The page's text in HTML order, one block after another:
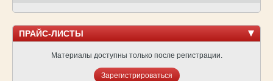
ПРАЙС-ЛИСТЫ
Материалы доступны только после регистрации.
Зарегистрироваться